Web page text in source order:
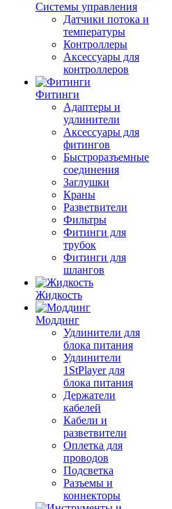
Системы управления
Датчики потока и
температуры
Контроллеры
Аксессуары для
контроллеров
Фитинги
Адаптеры и
удлинители
Аксессуары для
фитингов
Быстроразъемные
соединения
Заглушки
Краны
Разветвители
Фильтры
Фитинги для
трубок
Фитинги для
шлангов
Жидкость
Моддинг
Удлинители для
блока питания
Удлинители
1StPlayer для
блока питания
Держатели
кабелей
Кабели и
разветвители
Оплетка для
проводов
Подсветка
Разъемы и
коннекторы